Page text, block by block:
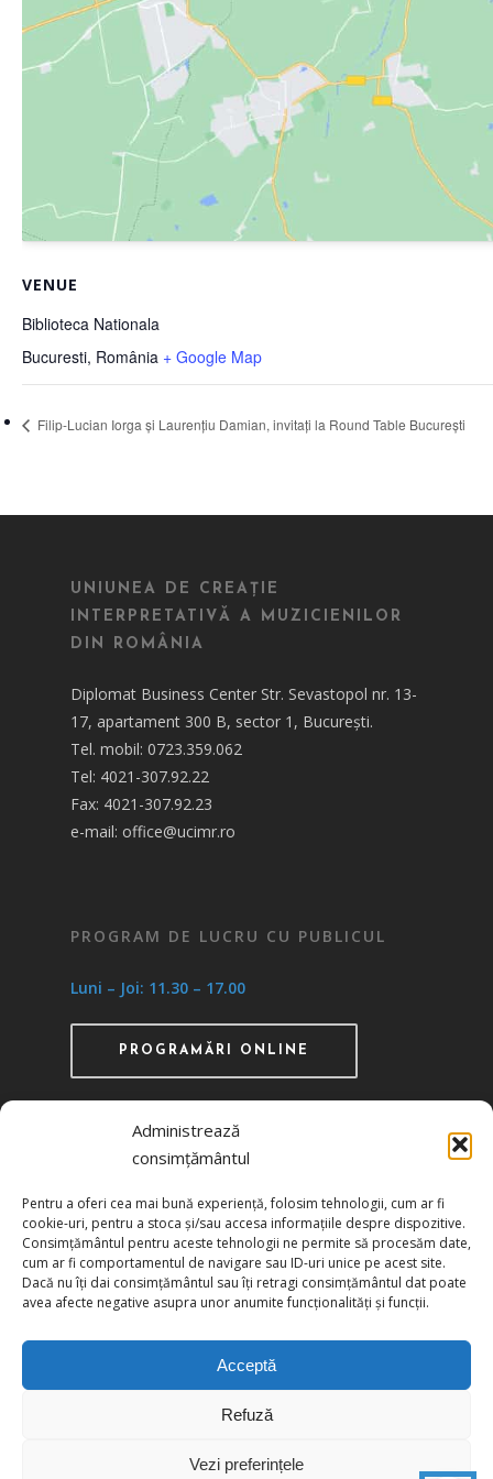
Administrează
consimțământul
Pentru a oferi cea mai bună experiență, folosim tehnologii, cum ar fi
cookie-uri, pentru a stoca și/sau accesa informațiile despre dispozitive.
Consimțământul pentru aceste tehnologii ne permite să procesăm date,
cum ar fi comportamentul de navigare sau ID-uri unice pe acest site.
Dacă nu îți dai consimțământul sau îți retragi consimțământul dat poate
avea afecte negative asupra unor anumite funcționalități și funcții.
Acceptă
Refuză
Vezi preferințele
VENUE
Biblioteca Nationala
Bucuresti, România + Google Map
Filip-Lucian Iorga și Laurențiu Damian, invitați la Round Table București
UNIUNEA DE CREAȚIE
INTERPRETATIVĂ A MUZICIENILOR
DIN ROMÂNIA
Diplomat Business Center Str. Sevastopol nr. 13-
17, apartament 300 B, sector 1, București.
Tel. mobil: 0723.359.062
Tel: 4021-307.92.22
Fax: 4021-307.92.23
e-mail: office@ucimr.ro
PROGRAM DE LUCRU CU PUBLICUL
Luni – Joi: 11.30 – 17.00
PROGRAMĂRI ONLINE
prin HG 1242/29.11.2000 publicată în MO nr.
634/06.12.2000
Politica de confidențialitate
Politica de cookies
© 2026 UCIMR. All Rights Reserved.